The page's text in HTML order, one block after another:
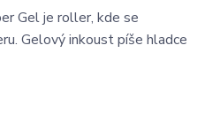
Gel je roller, kde se
Gelový inkoust píše hladce